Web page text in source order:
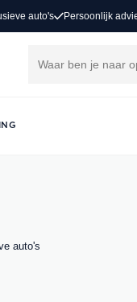
auto's Persoonlijk
klaar voor een
auto's